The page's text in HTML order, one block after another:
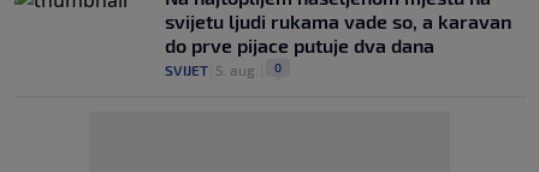
svijetu ljudi rukama vade so, a karavan
do prve pijace putuje dva dana
SVIJET 5. aug. 0